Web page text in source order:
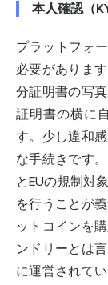
本人確認（
プラットフォ
必要がありま
分証明書の写
証明書の横に
す。少し違和
な手続きです
とEUの規制対
を行うことが
ットコインを
ンドリーとは
に運営されて